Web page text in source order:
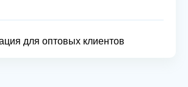
для оптовых клиентов